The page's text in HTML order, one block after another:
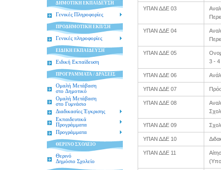
ΔΗΜΟΤΙΚΗ ΕΚΠΑΙΔΕΥΣΗ
Γενικές Πληροφορίες
ΠΡΟΔΗΜΟΤΙΚΗ ΕΚΠ/ΣH
Γενικές πληροφορίες
ΕΙΔΙΚΗ ΕΚΠΑΙΔΕΥΣΗ
Ειδική Εκπαίδευση
ΠΡΟΓΡΑΜΜΑΤΑ / ΔΡΑΣΕΙΣ
Ομαλή Μετάβαση
στο Δημοτικό
Ομαλή Μετάβαση
στο Γυμνάσιο
Διαδικασίες Έγκρισης
Εκπαιδευτικά
Προγράμματα
Προγράμματα
ΘΕΡΙΝΟ ΣΧΟΛΕΙΟ
Θερινό
Δημόσιο Σχολείο
ΥΠΑΝ ΔΔΕ 03
ΥΠΑΝ ΔΔΕ 04
ΥΠΑΝ ΔΔΕ 05
3 - 4
ΥΠΑΝ ΔΔΕ 06
ΥΠΑΝ ΔΔΕ 07
ΥΠΑΝ ΔΔΕ 08
ΥΠΑΝ ΔΔΕ 09
ΥΠΑΝ ΔΔΕ 10
ΥΠΑΝ ΔΔΕ 11